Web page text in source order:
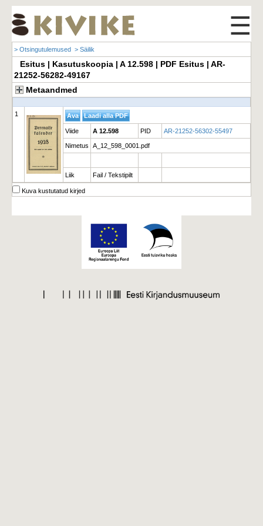
☰
> Otsingutulemused > Säilik
Esitus | Kasutuskoopia | A 12.598 | PDF Esitus | AR-
21252-56282-49167
Metaandmed
1
Viide A 12.598 PID AR-21252-56302-55497
Nimetus A_12_598_0001.pdf
Liik Fail / Tekstipilt
Kuva kustutatud kirjed